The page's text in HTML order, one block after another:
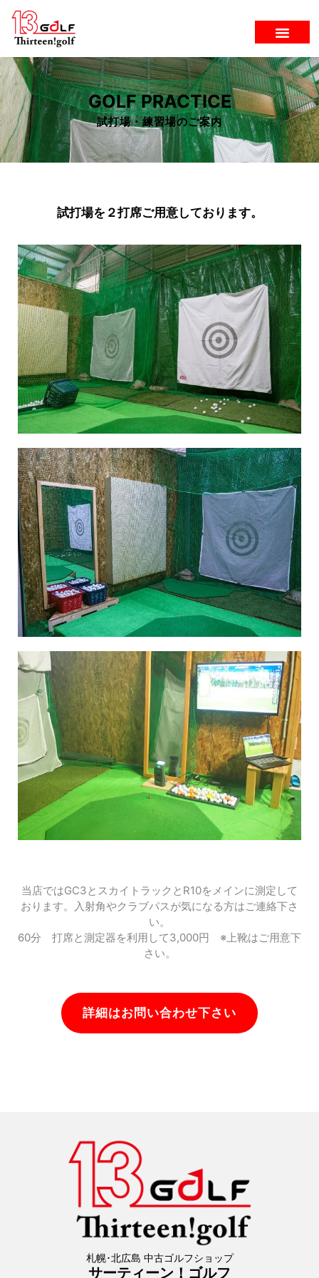
キ
ッ
プ
GOLF PRACTICE
試打場・練習場のご案内
試打場を２打席ご用意しております。
当店ではGC3とスカイトラックとR10をメインに測定して
おります。入射角やクラブパスが気になる方はご連絡下さ
い。
60分 打席と測定器を利用して3,000円 ※上靴はご用意下
さい。
詳細はお問い合わせ下さい
札幌･北広島 中古ゴルフショップ
サーティーン！ゴルフ